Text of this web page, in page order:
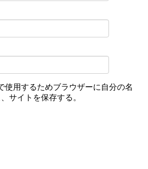
使用するためブラウザーに自分の名
サイトを保存する。